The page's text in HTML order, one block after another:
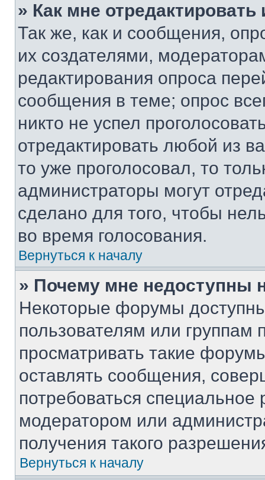
» Как мне
Так же, как и сообщения,
их создателями,
редактирования опроса
сообщения в теме; опрос
никто не успел
отредактировать любой из
то уже проголосовал, то
администраторы могут
сделано для того, чтобы
во время голосования.
Вернуться к началу
» Почему мне недоступны
Некоторые форумы
пользователям или группам
просматривать такие
оставлять сообщения,
потребоваться
модератором или
получения такого
Вернуться к началу